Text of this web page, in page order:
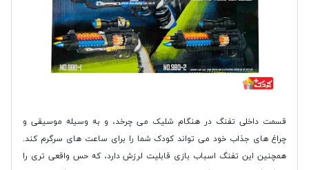
قسمت داخلی تفنگ در هنگام شلیک می چرخد، و به وسیله موسیقی و
چراغ های جذاب خود می تواند کودک شما را برای ساعت های سرگرم کند.
همچنین این تفنگ اسباب بازی قابلیت لرزش دارد، که حس واقعی تری را